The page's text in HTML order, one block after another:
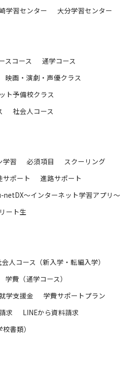
学習センター 大分学習センター
スコース
通学コース
映画・演劇・声優クラス
ト予備校クラス
社会人コース
学習 必須項目
スクーリング
サポート
進路サポート
netDX～インターネット学習アプリ～
ート生
人コース（新入学・転編入学）
学費（通学コース）
学支援金
学費サポートプラン
求
LINEから資料請求
書類）